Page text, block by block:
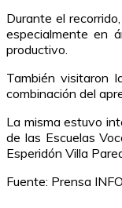
Durante el
especialmente en
productivo.
También visitaron
combinación del
La misma estuvo
de las Escuelas
Esperidón Villa
Fuente: Prensa